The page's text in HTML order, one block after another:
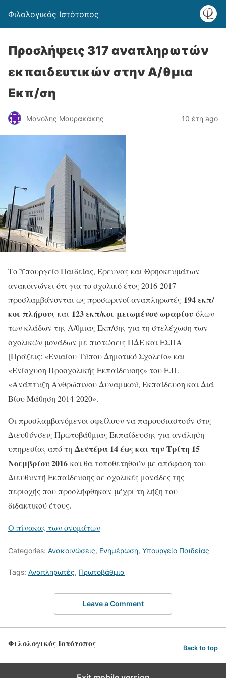
Φιλολογικός Ιστότοπος
Προσλήψεις 317 αναπληρωτών
εκπαιδευτικών στην Α/θμια
Εκπ/ση
Μανόλης Μαυρακάκης 10 έτη ago
Το Υπουργείο Παιδείας, Έρευνας και Θρησκευμάτων
ανακοινώνει ότι για το σχολικό έτος 2016-2017
προσλαμβάνονται ως προσωρινοί αναπληρωτές 194 εκπ/
κοι πλήρους και 123 εκπ/κοι μειωμένου ωραρίου όλων
των κλάδων της Α/θμιας Εκπ/σης για τη στελέχωση των
σχολικών μονάδων με πιστώσεις ΠΔΕ και ΕΣΠΑ
[Πράξεις: «Ενιαίου Τύπου Δημοτικό Σχολείο» και
«Ενίσχυση Προσχολικής Εκπαίδευσης» του Ε.Π.
«Ανάπτυξη Ανθρώπινου Δυναμικού, Εκπαίδευση και Διά
Βίου Μάθηση 2014-2020».
Οι προσλαμβανόμενοι οφείλουν να παρουσιαστούν στις
Διευθύνσεις Πρωτοβάθμιας Εκπαίδευσης για ανάληψη
υπηρεσίας από τη Δευτέρα 14 έως και την Τρίτη 15
Νοεμβρίου 2016 και θα τοποθετηθούν με απόφαση του
Διευθυντή Εκπαίδευσης σε σχολικές μονάδες της
περιοχής που προσλήφθηκαν μέχρι τη λήξη του
διδακτικού έτους.
Ο πίνακας των ονομάτων
Categories: Ανακοινώσεις, Ενημέρωση, Υπουργείο Παιδείας
Tags: Αναπληρωτές, Πρωτοβάθμια
Leave a Comment
Φιλολογικός Ιστότοπος Back to top